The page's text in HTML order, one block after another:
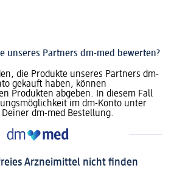
unseres Partners dm-med bewerten?
die Produkte unseres Partners dm-
gekauft haben, können
Produkten abgeben. In diesem Fall
im dm-Konto unter
dm-med Bestellung.
Arzneimittel nicht finden